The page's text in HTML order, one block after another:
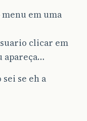
em uma
clicar em
apareça…
se eh a